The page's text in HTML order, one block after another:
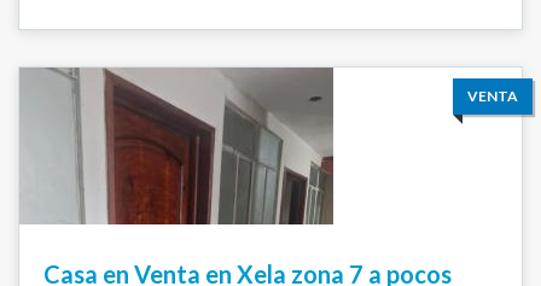
VENTA
Casa en Venta en Xela zona 7 a pocos